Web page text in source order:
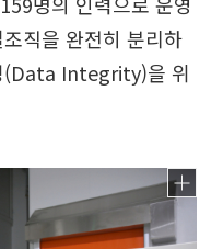
직을 완전히 분리하
(Data Integrity)을 위